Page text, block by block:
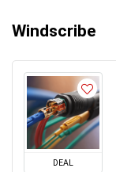
Windscribe
DEAL